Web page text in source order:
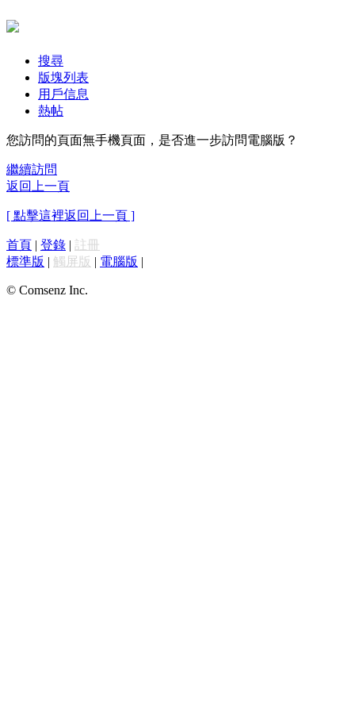
搜尋
版塊列表
用戶信息
熱帖
您訪問的頁面無手機頁面，是否進一步訪問電腦版？
繼續訪問
返回上一頁
[ 點擊這裡返回上一頁 ]
首頁 | 登錄 | 註冊
標準版 | 觸屏版 | 電腦版 |
© Comsenz Inc.